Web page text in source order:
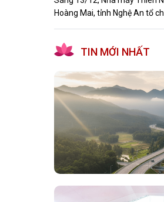
Hoàng Mai, tỉnh Nghệ An tổ
TIN MỚI NHẤT